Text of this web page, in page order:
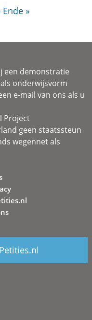
Ende »
een demonstratie
onderwijsvorm
e-mail van ons als u
Project
geen staatssteun
wegennet als